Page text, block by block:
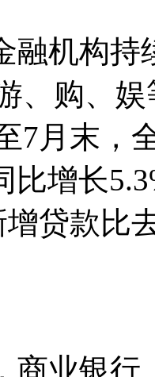
融机构持
、购、
7月末，
比增长
贷款比
商业银行